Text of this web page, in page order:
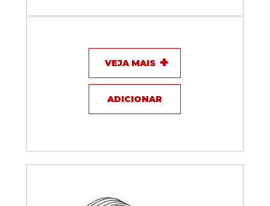
VEJA MAIS
ADICIONAR